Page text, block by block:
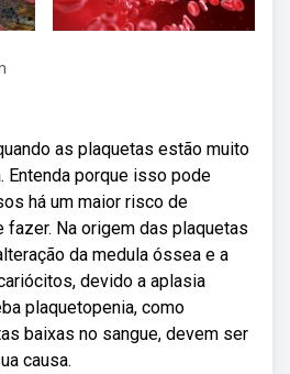
as plaquetas estão muito
Entenda porque isso pode
há um maior risco de
fazer. Na origem das plaquetas
da medula óssea e a
devido a aplasia
plaquetopenia, como
baixas no sangue, devem ser
causa.